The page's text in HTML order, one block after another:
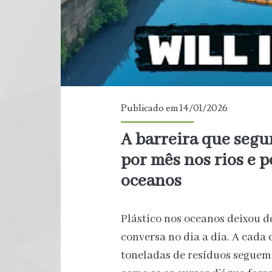
dos
europeus
Publicado em 14/01/2026
A barreira que
por mês nos rios e
oceanos
Plástico nos oceanos deixou
conversa no dia a dia. A
toneladas de resíduos